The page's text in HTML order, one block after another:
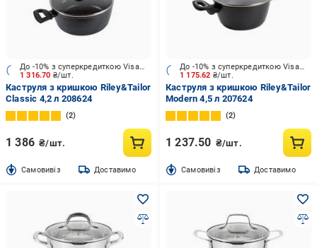
1 316.70 ₴/шт.
До -10% з суперкредиткою Visa Вигода
Каструля з кришкою Riley&Tailor
Classic 4,2 л 208624
2
1 386 ₴/шт.
Cамовивіз Доставимо
1 175.62 ₴/шт.
До -10% з суперкредиткою Visa Вигода
Каструля з кришкою Riley&Tailor
Modern 4,5 л 207624
2
1 237.50 ₴/шт.
Cамовивіз Доставимо